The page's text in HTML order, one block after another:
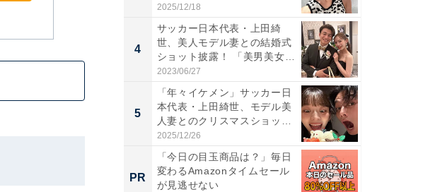
「好...
2025/12/18
4
サッカー日本代表・上田綺
世、美人モデル妻との結婚式
ショット披露！ 「美男美女」
「...
2023/06/27
5
「年々イケメン」サッカー日
本代表・上田綺世、モデル美
人妻とのクリスマスショット
に...
2025/12/26
PR
「今日の目玉商品は？」毎日
変わるAmazonタイムセール
が見逃せない